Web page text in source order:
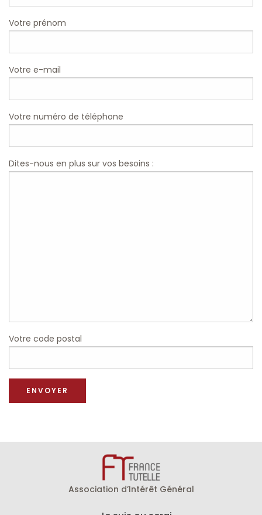
Votre prénom
Votre e-mail
Votre numéro de téléphone
Dites-nous en plus sur vos besoins :
Votre code postal
Association d’Intérêt Général